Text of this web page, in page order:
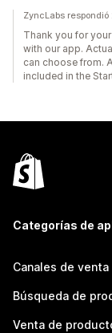
ZyncLabs
Thank you for
with our app.
can choose from.
included in the
Categorías de
Canales de venta
Búsqueda de
Venta de